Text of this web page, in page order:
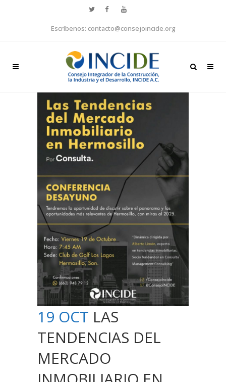
Escríbenos: contacto@consejoincide.org
19 OCT LAS
TENDENCIAS DEL
MERCADO